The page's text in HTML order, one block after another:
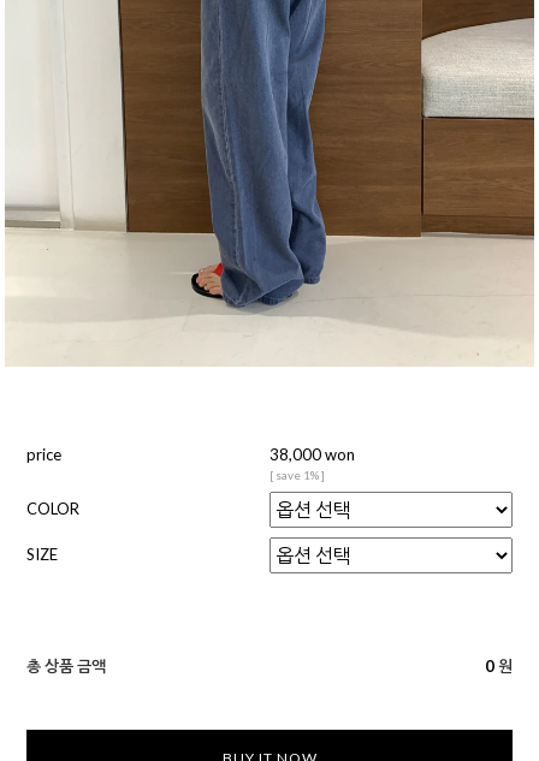
price 38,000 won
[ save 1% ]
COLOR
SIZE
총 상품 금액 0 원